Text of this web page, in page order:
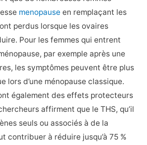
menopauseen remplaçant les
perdus lorsque les ovaires
Pour les femmes qui entrent
par exemple après une
les symptômes peuvent être plus
lors d’une ménopause classique.
également des effets protecteurs
affirment que le THS, qu’il
seuls ou associés à de la
contribuer à réduire jusqu’à 75 %